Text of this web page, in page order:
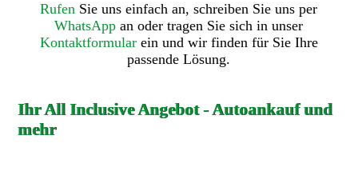
Rufen Sie uns einfach an, schreiben Sie uns per
WhatsApp an oder tragen Sie sich in unser
Kontaktformularein und wir finden für Sie Ihre
passende Lösung.
Ihr All Inclusive Angebot - Autoankauf und
mehr